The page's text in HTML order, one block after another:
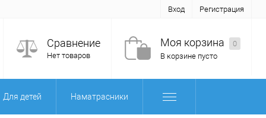
Вход Регистрация
Сравнение
Нет товаров
Моя корзина
0
В корзине пусто
Для детей Наматрасники